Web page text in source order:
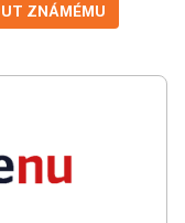
ZNÁMÉMU